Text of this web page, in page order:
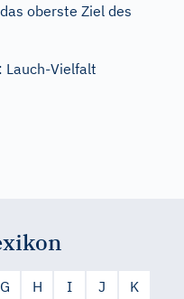
oberste Ziel des
Lauch-Vielfalt
G H I J
K